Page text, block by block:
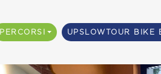
PERCORSI UPSLOWTOUR BIKE